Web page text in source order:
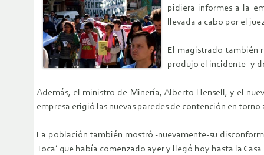
pidiera informes a la
llevada a cabo por el
El magistrado también
produjo el incidente- y
Además, el ministro de Minería, Alberto Hensell, y el
empresa erigió las nuevas paredes de contención en
La población también mostró -nuevamente-su
Toca’ que había comenzado ayer y llegó hoy hasta la